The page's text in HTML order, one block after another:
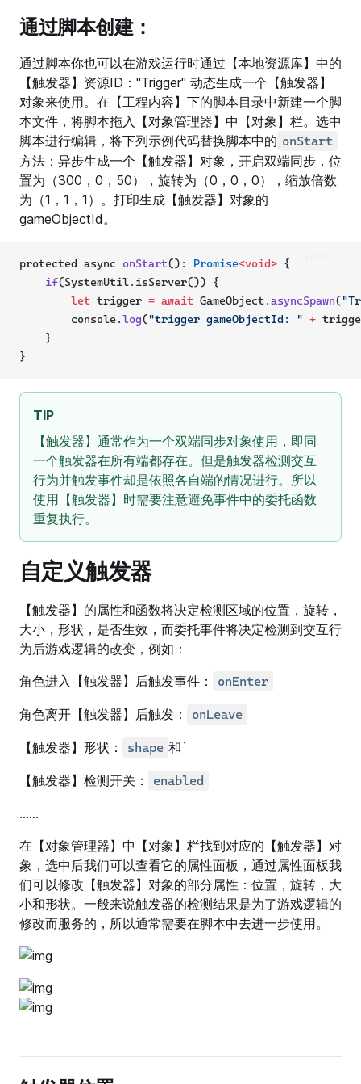
通过脚本创建：
通过脚本你也可以在游戏运行时通过【本地资源库】中的
【触发器】资源ID："Trigger" 动态生成一个【触发器】
对象来使用。在【工程内容】下的脚本目录中新建一个脚
本文件，将脚本拖入【对象管理器】中【对象】栏。选中
脚本进行编辑，将下列示例代码替换脚本中的 onStart
方法：异步生成一个【触发器】对象，开启双端同步，位
置为（300，0，50），旋转为（0，0，0），缩放倍数
为（1，1，1）。打印生成【触发器】对象的
gameObjectId。
protected async onStart(): Promise<void> {
if(SystemUtil.isServer()) {
let trigger = await GameObject.asyncSpawn(
        console.
log("trigger gameObjectId: " +
    }
}
TIP
【触发器】通常作为一个双端同步对象使用，即同
一个触发器在所有端都存在。但是触发器检测交互
行为并触发事件却是依照各自端的情况进行。所以
使用【触发器】时需要注意避免事件中的委托函数
重复执行。
自定义触发器
【触发器】的属性和函数将决定检测区域的位置，旋转，
大小，形状，是否生效，而委托事件将决定检测到交互行
为后游戏逻辑的改变，例如：
角色进入【触发器】后触发事件：
onEnter
角色离开【触发器】后触发： onLeave
【触发器】形状： shape 和`
【触发器】检测开关： enabled
......
在【对象管理器】中【对象】栏找到对应的【触发器】对
象，选中后我们可以查看它的属性面板，通过属性面板我
们可以修改【触发器】对象的部分属性：位置，旋转，大
小和形状。一般来说触发器的检测结果是为了游戏逻辑的
修改而服务的，所以通常需要在脚本中去进一步使用。